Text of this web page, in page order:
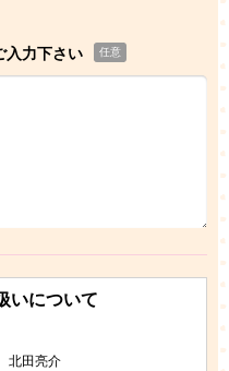
入力下さい 任意
いについて
北田亮介